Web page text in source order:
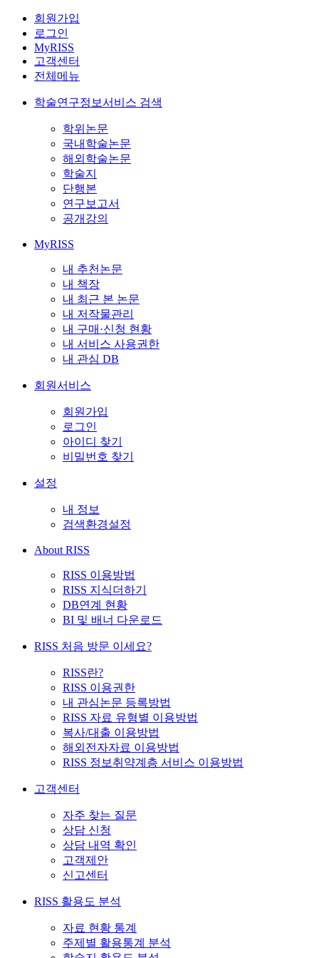
회원가입
로그인
MyRISS
고객센터
전체메뉴
학술연구정보서비스 검색
학위논문
국내학술논문
해외학술논문
학술지
단행본
연구보고서
공개강의
MyRISS
내 추천논문
내 책장
내 최근 본 논문
내 저작물관리
내 구매·신청 현황
내 서비스 사용권한
내 관심 DB
회원서비스
회원가입
로그인
아이디 찾기
비밀번호 찾기
설정
내 정보
검색환경설정
About RISS
RISS 이용방법
RISS 지식더하기
DB연계 현황
BI 및 배너 다운로드
RISS 처음 방문 이세요?
RISS란?
RISS 이용권한
내 관심논문 등록방법
RISS 자료 유형별 이용방법
복사/대출 이용방법
해외전자자료 이용방법
RISS 정보취약계층 서비스 이용방법
고객센터
자주 찾는 질문
상담 신청
상담 내역 확인
고객제안
신고센터
RISS 활용도 분석
자료 현황 통계
주제별 활용통계 분석